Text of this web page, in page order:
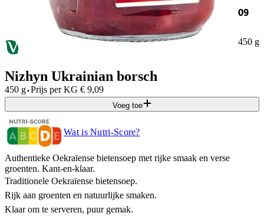
09
450 g
Nizhyn Ukrainian borsch
450 g·Prijs per KG € 9,09
Voeg toe
Wat is Nutri-Score?
Authentieke Oekraïense bietensoep met rijke smaak en verse
groenten. Kant-en-klaar.
Traditionele Oekraïense bietensoep.
Rijk aan groenten en natuurlijke smaken.
Klaar om te serveren, puur gemak.